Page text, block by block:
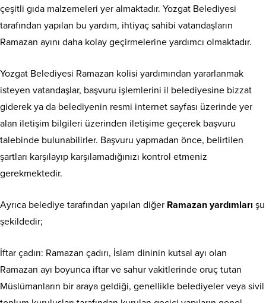
çeşitli gıda malzemeleri yer almaktadır. Yozgat Belediyesi
tarafından yapılan bu yardım, ihtiyaç sahibi vatandaşların
Ramazan ayını daha kolay geçirmelerine yardımcı olmaktadır.
Yozgat Belediyesi Ramazan kolisi yardımından yararlanmak
isteyen vatandaşlar, başvuru işlemlerini il belediyesine bizzat
giderek ya da belediyenin resmi internet sayfası üzerinde yer
alan iletişim bilgileri üzerinden iletişime geçerek başvuru
talebinde bulunabilirler. Başvuru yapmadan önce, belirtilen
şartları karşılayıp karşılamadığınızı kontrol etmeniz
gerekmektedir.
Ayrıca belediye tarafından yapılan diğer Ramazan yardımları şu
şekildedir;
İftar çadırı: Ramazan çadırı, İslam dininin kutsal ayı olan
Ramazan ayı boyunca iftar ve sahur vakitlerinde oruç tutan
Müslümanların bir araya geldiği, genellikle belediyeler veya sivil